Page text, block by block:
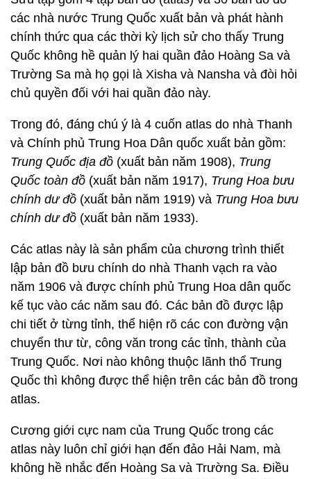
các nhà nước Trung Quốc xuất bản và phát hành
chính thức qua các thời kỳ lịch sử cho thấy Trung
Quốc không hề quản lý hai quần đảo Hoàng Sa và
Trường Sa mà họ gọi là Xisha và Nansha và đòi hỏi
chủ quyền đối với hai quần đảo này.
Trong đó, đáng chú ý là 4 cuốn atlas do nhà Thanh
và Chính phủ Trung Hoa Dân quốc xuất bản gồm:
Trung Quốc địa đồ (xuất bản năm 1908), Trung
Quốc toàn đồ (xuất bản năm 1917), Trung Hoa bưu
chính dư đồ (xuất bản năm 1919) và Trung Hoa bưu
chính dư đồ (xuất bản năm 1933).
Các atlas này là sản phẩm của chương trình thiết
lập bản đồ bưu chính do nhà Thanh vạch ra vào
năm 1906 và được chính phủ Trung Hoa dân quốc
kế tục vào các năm sau đó. Các bản đồ được lập
chi tiết ở từng tỉnh, thể hiện rõ các con đường vận
chuyển thư từ, công văn trong các tỉnh, thành của
Trung Quốc. Nơi nào không thuộc lãnh thổ Trung
Quốc thì không được thể hiện trên các bản đồ trong
atlas.
Cương giới cực nam của Trung Quốc trong các
atlas này luôn chỉ giới hạn đến đảo Hải Nam, mà
không hề nhắc đến Hoàng Sa và Trường Sa. Điều